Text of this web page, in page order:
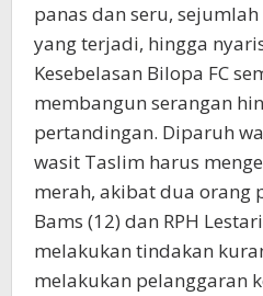
panas dan seru,
yang terjadi, hingga
Kesebelasan Bilopa FC
membangun serangan
pertandingan. Diparuh
wasit Taslim harus
merah, akibat dua orang
Bams (12) dan RPH
melakukan tindakan
melakukan pelanggaran